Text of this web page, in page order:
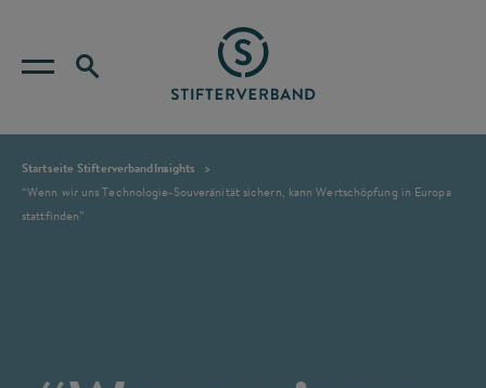
Startseite StifterverbandInsights
“Wenn wir uns Technologie-Souveränität sichern, kann Wertschöpfung in Europa
stattfinden”